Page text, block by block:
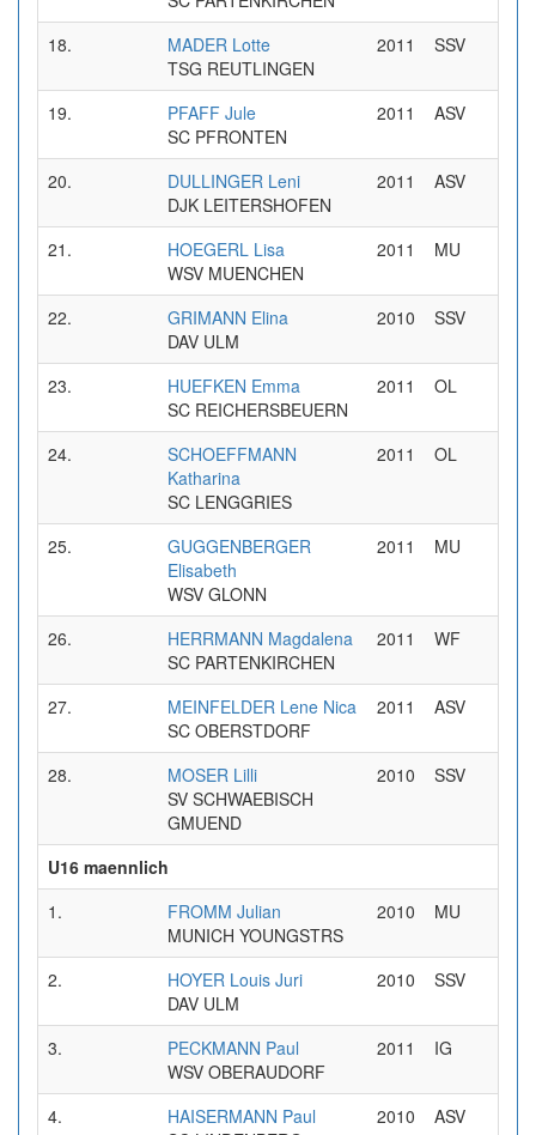
18.
MADER Lotte
TSG REUTLINGEN
2011 SSV
19.
PFAFF Jule
SC PFRONTEN
2011 ASV
20.
DULLINGER Leni
DJK LEITERSHOFEN
2011 ASV
21.
HOEGERL Lisa
WSV MUENCHEN
2011 MU
22.
GRIMANN Elina
DAV ULM
2010 SSV
23.
HUEFKEN Emma
SC REICHERSBEUERN
2011 OL
24.
SCHOEFFMANN
Katharina
SC LENGGRIES
2011 OL
25.
GUGGENBERGER
Elisabeth
WSV GLONN
2011 MU
26.
HERRMANN Magdalena
SC PARTENKIRCHEN
2011 WF
27.
MEINFELDER Lene Nica
SC OBERSTDORF
2011 ASV
28.
MOSER Lilli
SV SCHWAEBISCH
GMUEND
2010 SSV
U16 maennlich
1.
FROMM Julian
MUNICH YOUNGSTRS
2010 MU
2.
HOYER Louis Juri
DAV ULM
2010 SSV
3.
PECKMANN Paul
WSV OBERAUDORF
2011 IG
4.
HAISERMANN Paul
2010 ASV